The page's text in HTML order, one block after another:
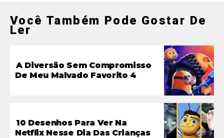
Você Também Pode Gostar De
Ler
A Diversão Sem Compromisso
De Meu Malvado Favorito 4
10 Desenhos Para Ver Na
Netflix Nesse Dia Das Crianças